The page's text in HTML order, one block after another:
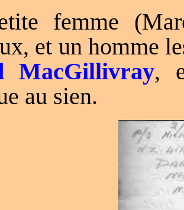
femme
et un homme
MacGillivray,
au sien.